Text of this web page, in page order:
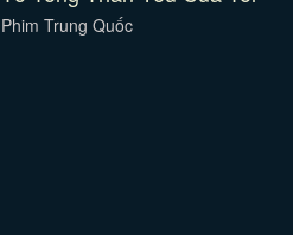
Phim Trung Quốc